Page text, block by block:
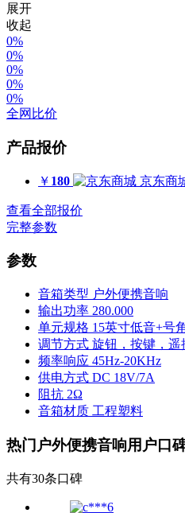
展开
收起
0%
0%
0%
0%
0%
全网比价
产品报价
￥ 180 京东商
查看全部报价
完整参数
参数
音箱类型 户外便携音响
输出功率 280.000
单元规格 15英寸低音+号
调节方式 旋钮，按键，遥
频率响应 45Hz-20KHz
供电方式 DC 18V/7A
阻抗 2Ω
音箱材质 工程塑料
热门户外便携音响用户口
共有30条口碑